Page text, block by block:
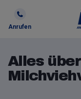
Anrufen
Alles